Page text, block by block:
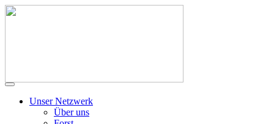
Unser Netzwerk
Über uns